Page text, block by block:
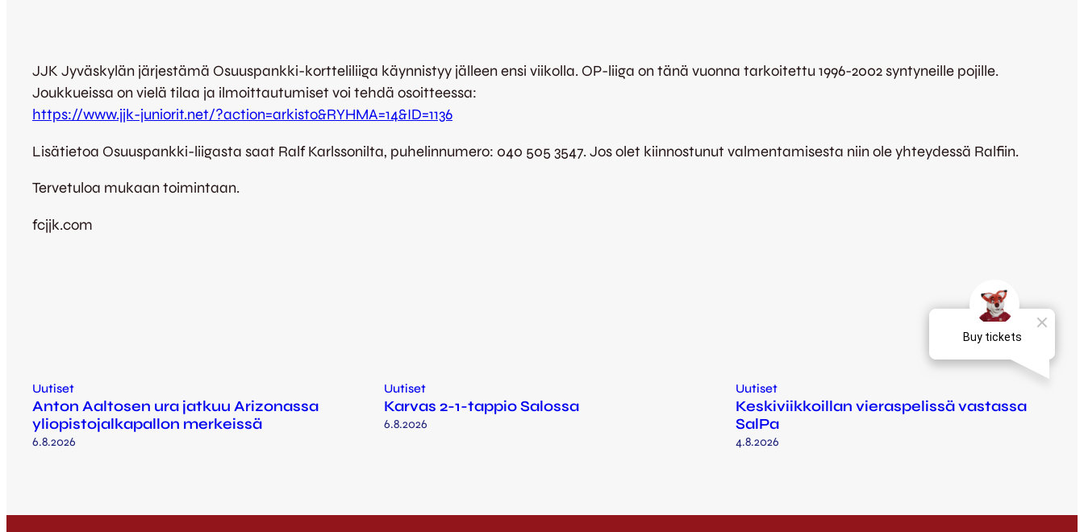
JJK Jyväskylän järjestämä Osuuspankki-kortteliliiga käynnistyy jälleen ensi viikolla. OP-liiga on tänä vuonna tarkoitettu 1996-2002 syntyneille pojille.
Joukkueissa on vielä tilaa ja ilmoittautumiset voi tehdä osoitteessa:
https://www.jjk-juniorit.net/?action=arkisto&RYHMA=14&ID=1136
Lisätietoa Osuuspankki-liigasta saat Ralf Karlssonilta, puhelinnumero: 040 505 3547. Jos olet kiinnostunut valmentamisesta niin ole yhteydessä Ralfiin.
Tervetuloa mukaan toimintaan.
fcjjk.com
Uutiset
Anton Aaltosen ura jatkuu Arizonassa
yliopistojalkapallon merkeissä
6.8.2026
Uutiset
Karvas 2-1-tappio Salossa
6.8.2026
Uutiset
Keskiviikkoillan vieraspelissä vastassa
SalPa
4.8.2026